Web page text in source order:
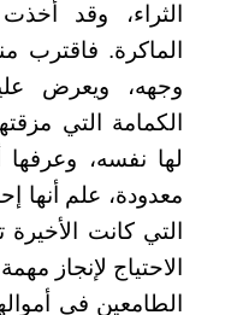
الثراء، وقد
الماكرة. فاقترب
وجهه، ويعرض
الكمامة التي
لها نفسه،
معدودة، علم أنها
التي كانت
الاحتياج لإنجاز
الطامعين في